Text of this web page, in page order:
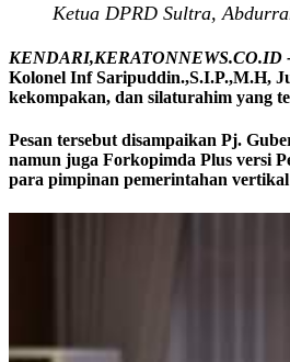
Ketua DPRD Sultra,
KENDARI,KERATONNEWS.CO.ID
Kolonel Inf Saripuddin.,S.I.P.,M.H,
kekompakan, dan silaturahim yang
Pesan tersebut disampaikan Pj.
namun juga Forkopimda Plus versi
para pimpinan pemerintahan